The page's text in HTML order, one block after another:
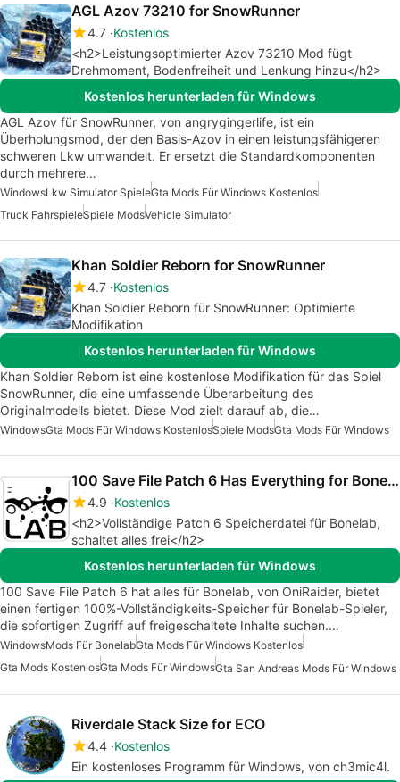
AGL Azov 73210 for SnowRunner
4.7 Kostenlos
<h2>Leistungsoptimierter Azov 73210 Mod fügt
Drehmoment, Bodenfreiheit und Lenkung hinzu</h2>
Kostenlos herunterladen für Windows
AGL Azov für SnowRunner, von angrygingerlife, ist ein
Überholungsmod, der den Basis-Azov in einen leistungsfähigeren
schweren Lkw umwandelt. Er ersetzt die Standardkomponenten
durch mehrere…
WindowsLkw Simulator SpieleGta Mods Für Windows Kostenlos
Truck FahrspieleSpiele ModsVehicle Simulator
Khan Soldier Reborn for SnowRunner
4.7 Kostenlos
Khan Soldier Reborn für SnowRunner: Optimierte
Modifikation
Kostenlos herunterladen für Windows
Khan Soldier Reborn ist eine kostenlose Modifikation für das Spiel
SnowRunner, die eine umfassende Überarbeitung des
Originalmodells bietet. Diese Mod zielt darauf ab, die…
WindowsGta Mods Für Windows KostenlosSpiele ModsGta Mods Für Windows
100 Save File Patch 6 Has Everything for Bonelab
4.9 Kostenlos
<h2>Vollständige Patch 6 Speicherdatei für Bonelab,
schaltet alles frei</h2>
Kostenlos herunterladen für Windows
100 Save File Patch 6 hat alles für Bonelab, von OniRaider, bietet
einen fertigen 100%-Vollständigkeits-Speicher für Bonelab-Spieler,
die sofortigen Zugriff auf freigeschaltete Inhalte suchen.…
WindowsMods Für BonelabGta Mods Für Windows Kostenlos
Gta Mods KostenlosGta Mods Für WindowsGta San Andreas Mods Für Windows
Riverdale Stack Size for ECO
4.4 Kostenlos
Ein kostenloses Programm für Windows, von ch3mic4l.